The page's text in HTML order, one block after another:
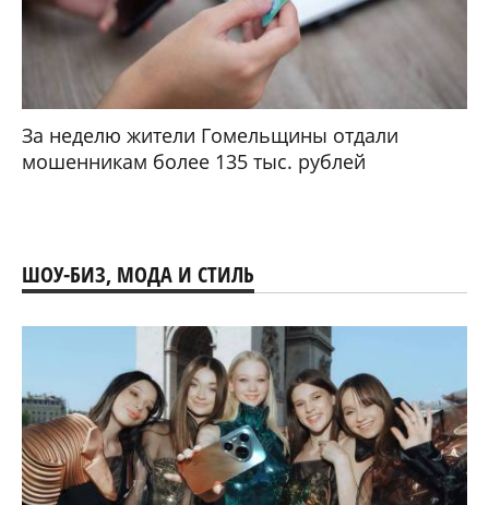
За неделю жители Гомельщины отдали
мошенникам более 135 тыс. рублей
ШОУ-БИЗ, МОДА И СТИЛЬ